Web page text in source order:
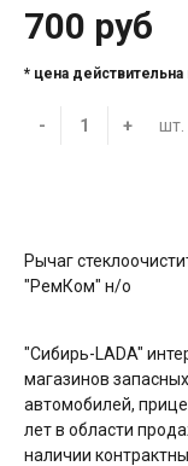
700 руб
* цена
- + шт.
Рычаг
"РемКом" н/о
"Сибирь-LADA"
магазинов
автомобилей,
лет в области
наличии